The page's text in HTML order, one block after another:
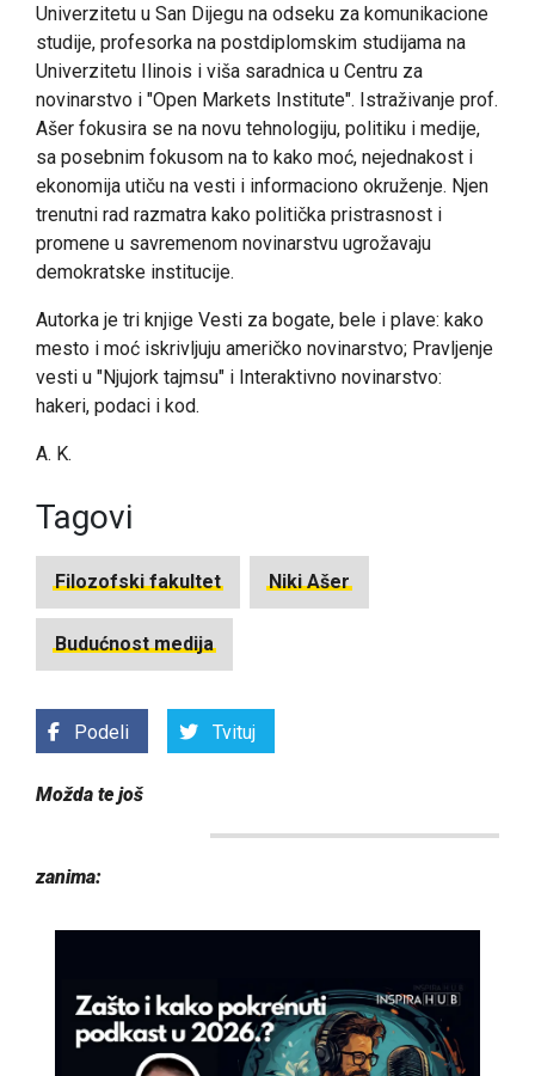
Univerzitetu u San Dijegu na odseku za komunikacione
studije, profesorka na postdiplomskim studijama na
Univerzitetu Ilinois i viša saradnica u Centru za
novinarstvo i "Open Markets Institute". Istraživanje prof.
Ašer fokusira se na novu tehnologiju, politiku i medije,
sa posebnim fokusom na to kako moć, nejednakost i
ekonomija utiču na vesti i informaciono okruženje. Njen
trenutni rad razmatra kako politička pristrasnost i
promene u savremenom novinarstvu ugrožavaju
demokratske institucije.
Autorka je tri knjige Vesti za bogate, bele i plave: kako
mesto i moć iskrivljuju američko novinarstvo; Pravljenje
vesti u "Njujork tajmsu" i Interaktivno novinarstvo:
hakeri, podaci i kod.
A. K.
Tagovi
Filozofski fakultet Niki Ašer
Budućnost medija
Podeli Tvituj
Možda te još
zanima: